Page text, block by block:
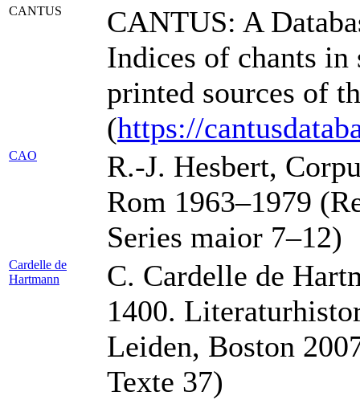
CANTUS
CANTUS: A
Indices of chants in
printed sources of
(https://
CAO
R.-J. Hesbert,
Rom 1963–1979
Series maior 7–12)
Cardelle de
Hartmann
C. Cardelle de
1400.
Leiden, Boston
Texte 37)